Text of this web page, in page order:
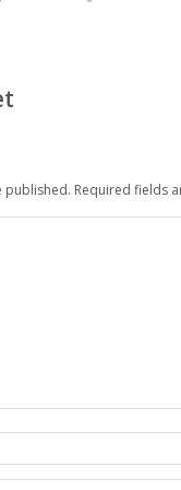
published. Required fields